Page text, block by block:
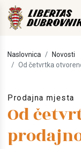
Naslovnica
Novosti
Od četvrtka
Prodajna mjesta
Od